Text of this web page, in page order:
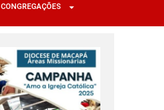
CONGREGAÇÕES